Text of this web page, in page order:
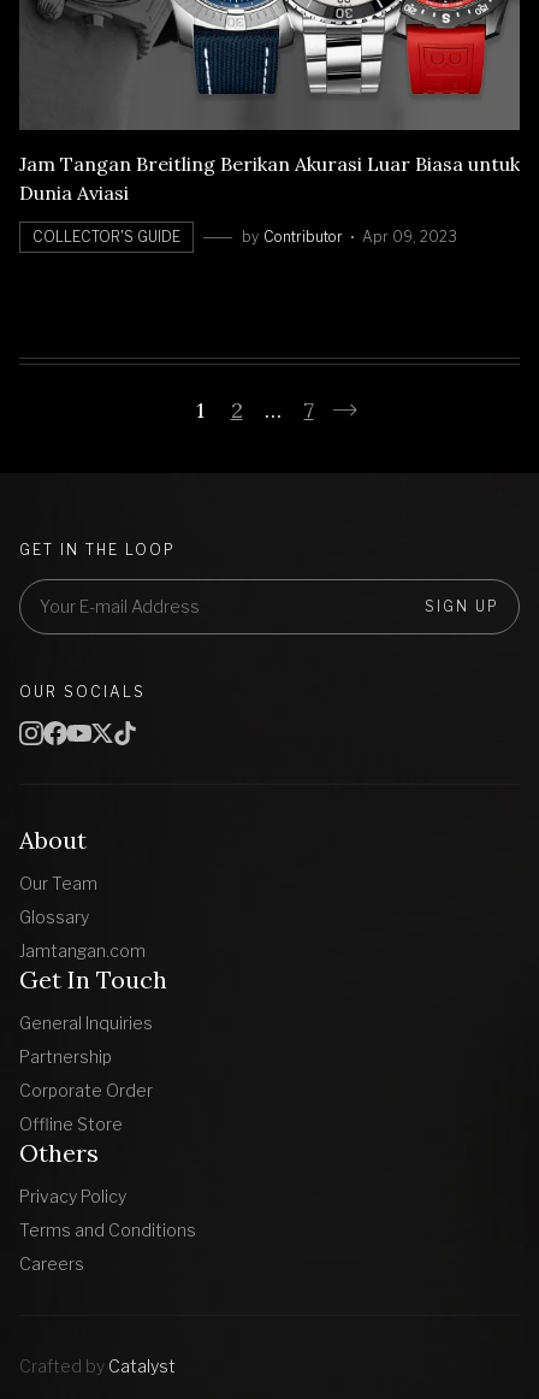
Jam Tangan Breitling Berikan Akurasi Luar Biasa untuk
Dunia Aviasi
COLLECTOR'S GUIDE by Contributor Apr 09, 2023
1 2 … 7
About
Our Team
Glossary
Jamtangan.com
Get In Touch
General Inquiries
Partnership
Corporate Order
Offline Store
Others
Privacy Policy
Terms and Conditions
Careers
GET IN THE LOOP
SIGN UP
OUR SOCIALS
Crafted by Catalyst